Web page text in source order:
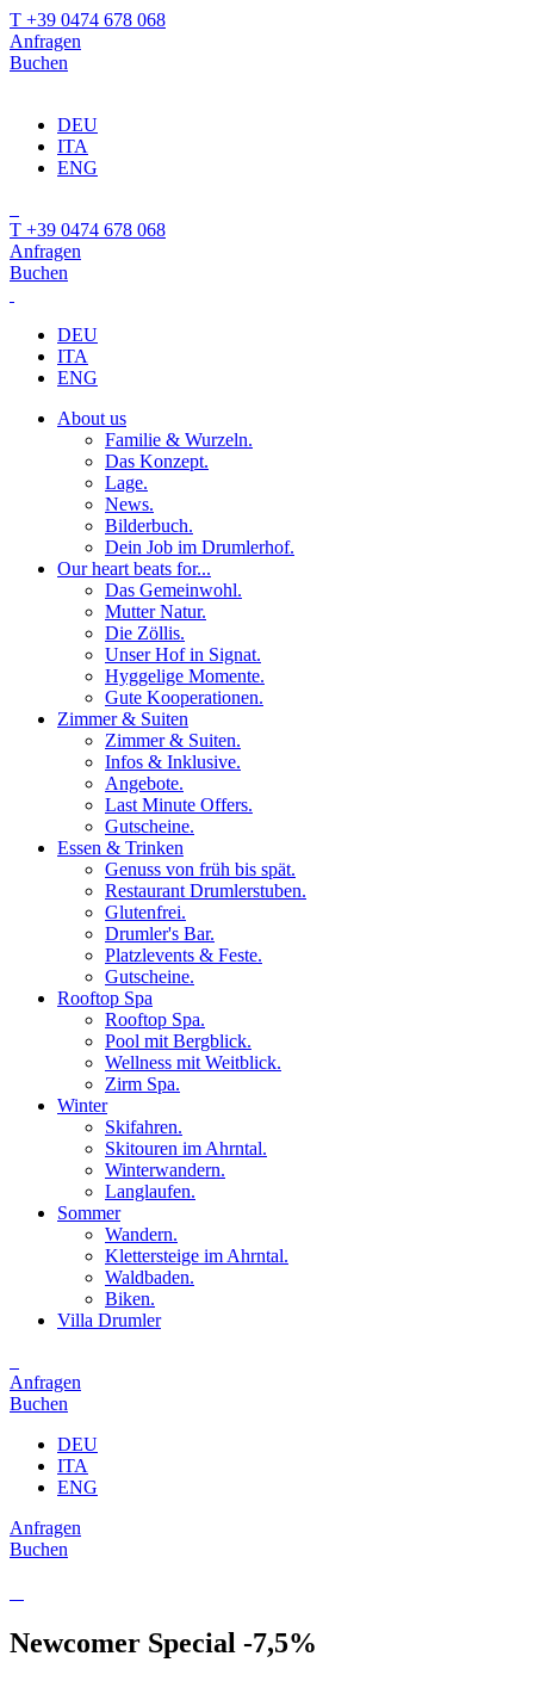
T +39 0474 678 068
Anfragen
Buchen
DEU
ITA
ENG
T +39 0474 678 068
Anfragen
Buchen
DEU
ITA
ENG
About us
Familie & Wurzeln.
Das Konzept.
Lage.
News.
Bilderbuch.
Dein Job im Drumlerhof.
Our heart beats for...
Das Gemeinwohl.
Mutter Natur.
Die Zöllis.
Unser Hof in Signat.
Hyggelige Momente.
Gute Kooperationen.
Zimmer & Suiten
Zimmer & Suiten.
Infos & Inklusive.
Angebote.
Last Minute Offers.
Gutscheine.
Essen & Trinken
Genuss von früh bis spät.
Restaurant Drumlerstuben.
Glutenfrei.
Drumler's Bar.
Platzlevents & Feste.
Gutscheine.
Rooftop Spa
Rooftop Spa.
Pool mit Bergblick.
Wellness mit Weitblick.
Zirm Spa.
Winter
Skifahren.
Skitouren im Ahrntal.
Winterwandern.
Langlaufen.
Sommer
Wandern.
Klettersteige im Ahrntal.
Waldbaden.
Biken.
Villa Drumler
Anfragen
Buchen
DEU
ITA
ENG
Anfragen
Buchen
Newcomer Special -7,5%